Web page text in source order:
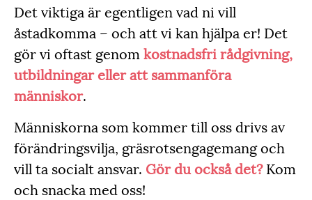
Det viktiga är egentligen vad ni vill
åstadkomma – och att vi kan hjälpa er! Det
gör vi oftast genomkostnadsfri rådgivning,
utbildningar eller att sammanföra
människor.
Människorna som kommer till oss drivs av
förändringsvilja, gräsrotsengagemang och
vill ta socialt ansvar. Gör du också det?Kom
och snacka med oss!